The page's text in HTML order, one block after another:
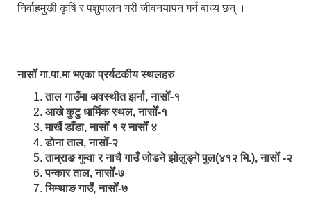
निर्वाहमुखी कृषि र पशुपालन गरी जीवनयापन गर्न बाध्य छन् ।
नासोँ गा.पा.मा भएका प्रर्यटकीय स्थलहरु
ताल गाउँमा अवस्थीत झर्ना, नासोँ-१
आखे कुटु धार्मिक स्थल, नासोँ-१
मार्खै डाँडा, नासोँ १ र नासोँ ४
डाेना ताल, नासोँ-२
ताम्राङ गुम्वा र नाचै गाउँ जोडने झोलुङ्गे पुल(४१२ मि.), नासोँ -२
पन्कार ताल, नासोँ-७
भिम्थाङ गाउँ, नासोँ-७